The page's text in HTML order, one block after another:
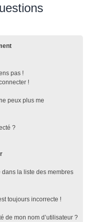
pas !
!
peux plus me
?
la liste des membres
toujours incorrecte !
de mon nom d’utilisateur ?